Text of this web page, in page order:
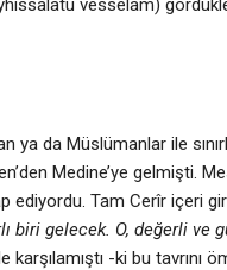
da Müslümanlar ile
Medine’ye gelmişti.
ediyordu. Tam Cerîr içeri
biri gelecek. O, değerli ve
-ki bu tavrını